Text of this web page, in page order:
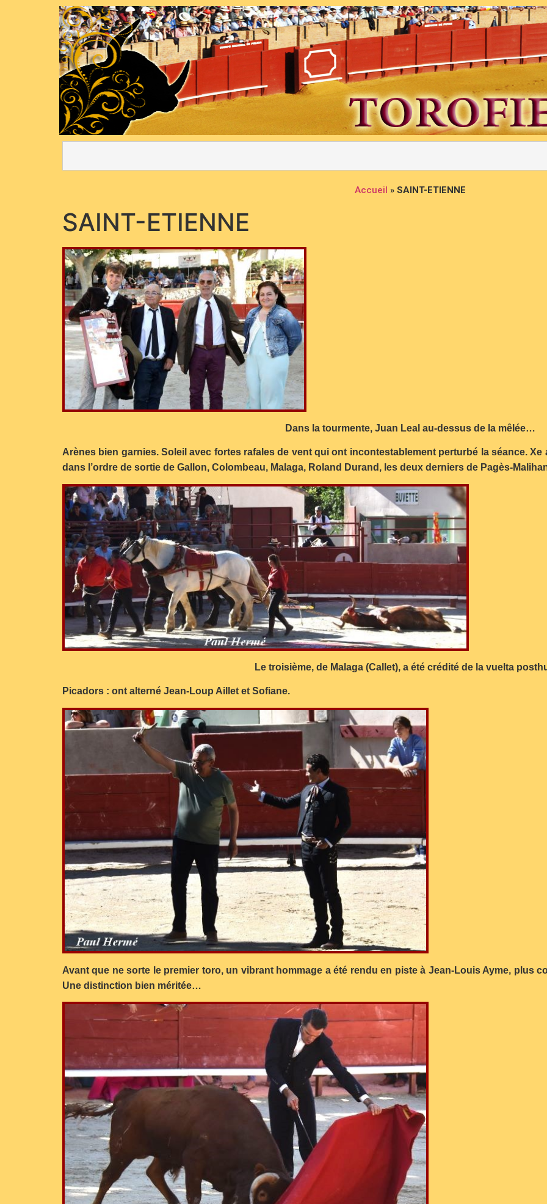
Accueil » SAINT-ETIENNE
SAINT-ETIENNE
Dans la tourmente, Juan Leal au-dessus de la mêlée…
Arènes bien garnies. Soleil avec fortes rafales de vent qui ont incontestablement perturbé la séance. Xe
dans l’ordre de sortie de Gallon, Colombeau, Malaga, Roland Durand, les deux derniers de Pagès-
Le troisième, de Malaga (Callet), a été crédité de la vuelta
Picadors : ont alterné Jean-Loup Aillet et Sofiane.
Avant que ne sorte le premier toro, un vibrant hommage a été rendu en piste à Jean-Louis Ayme, plus
Une distinction bien méritée…